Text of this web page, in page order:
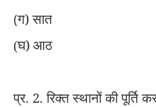
(ग) सात
(घ) आठ
प्र. 2.रिक्त स्थानों की पूर्ति